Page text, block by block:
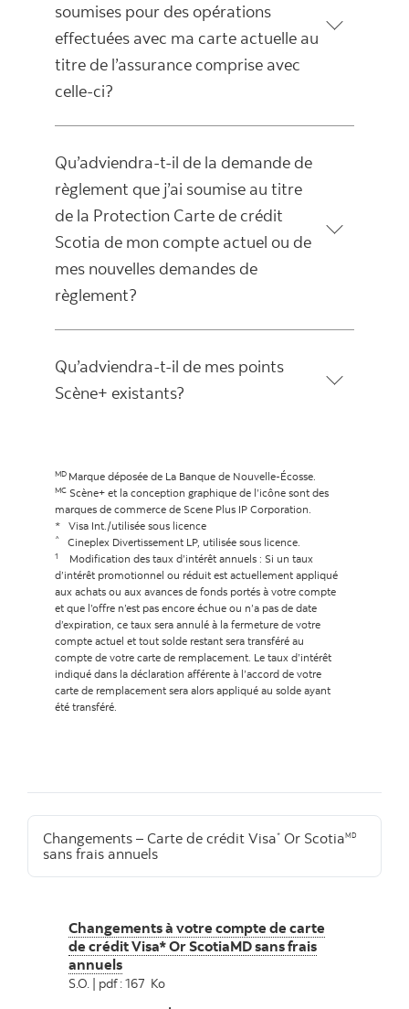
soumises pour des opérations
effectuées avec ma carte actuelle au
titre de l’assurance comprise avec
celle-ci?
Qu’adviendra-t-il de la demande de
règlement que j’ai soumise au titre
de la Protection Carte de crédit
Scotia de mon compte actuel ou de
mes nouvelles demandes de
règlement?
Qu’adviendra-t-il de mes points
Scène+ existants?
MD Marque déposée de La Banque de Nouvelle-Écosse.
MC Scène+ et la conception graphique de l’icône sont des
marques de commerce de Scene Plus IP Corporation.
* Visa Int./utilisée sous licence
^ Cineplex Divertissement LP, utilisée sous licence.
1
Modification des taux d’intérêt annuels : Si un taux
d’intérêt promotionnel ou réduit est actuellement appliqué
aux achats ou aux avances de fonds portés à votre compte
et que l’offre n’est pas encore échue ou n’a pas de date
d’expiration, ce taux sera annulé à la fermeture de votre
compte actuel et tout solde restant sera transféré au
compte de votre carte de remplacement. Le taux d’intérêt
indiqué dans la déclaration afférente à l’accord de votre
carte de remplacement sera alors appliqué au solde ayant
été transféré.
Changements – Carte de crédit Visa* Or ScotiaMD
sans frais annuels
Changements à votre compte de carte
de crédit Visa* Or ScotiaMD sans frais
annuels
S.O. | pdf : 167 Ko